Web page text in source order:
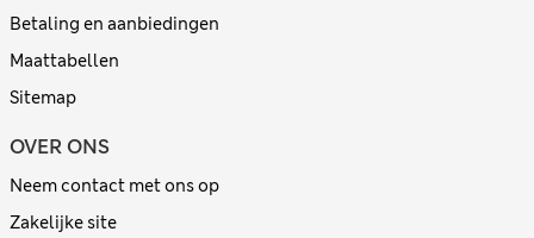
Betaling en aanbiedingen
Maattabellen
Sitemap
OVER ONS
Neem contact met ons op
Zakelijke site